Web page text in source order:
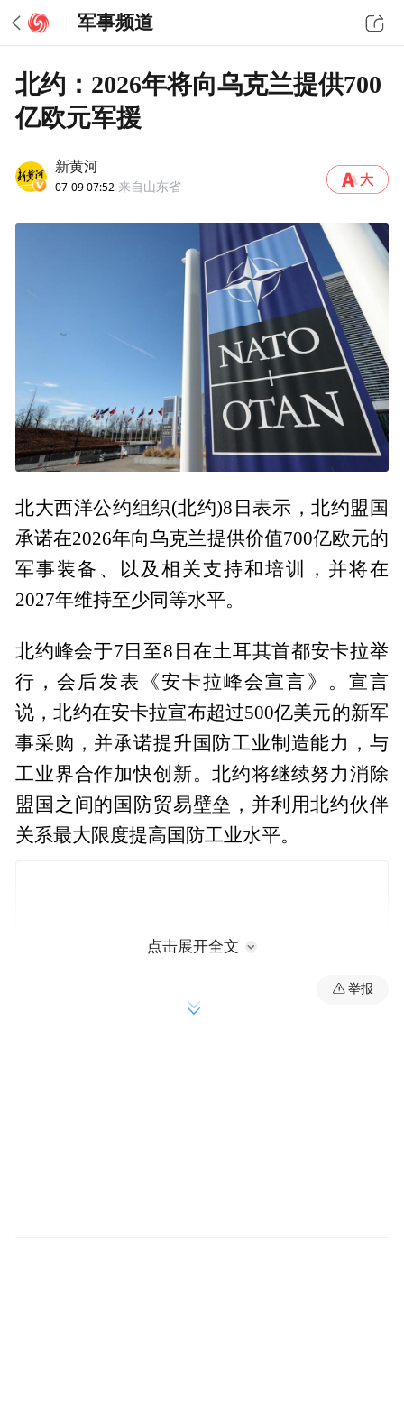
军事频道
北约：2026年将向乌克兰提供700
亿欧元军援
新黄河
07-09 07:52 来自山东省
北大西洋公约组织(北约)8日表示，北约盟国
承诺在2026年向乌克兰提供价值700亿欧元的
军事装备、以及相关支持和培训，并将在
2027年维持至少同等水平。
北约峰会于7日至8日在土耳其首都安卡拉举
行，会后发表《安卡拉峰会宣言》。宣言
说，北约在安卡拉宣布超过500亿美元的新军
事采购，并承诺提升国防工业制造能力，与
工业界合作加快创新。北约将继续努力消除
盟国之间的国防贸易壁垒，并利用北约伙伴
关系最大限度提高国防工业水平。
点击展开全文
举报